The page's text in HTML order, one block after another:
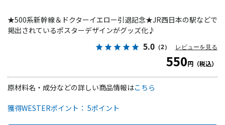
★500系新幹線＆ドクターイエロー引退記念★JR西日本の駅などで
掲出されているポスターデザインがグッズ化♪
5.0 （2） レビューを見る
550円（税込）
獲得WESTERポイント： 5ポイント
原材料名・成分などの詳しい商品情報はこちら